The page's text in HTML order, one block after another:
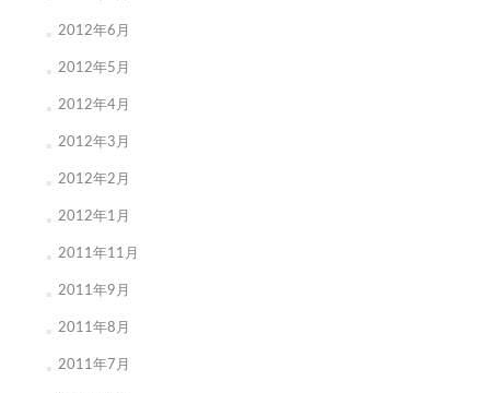
2012年6月
2012年5月
2012年4月
2012年3月
2012年2月
2012年1月
2011年11月
2011年9月
2011年8月
2011年7月